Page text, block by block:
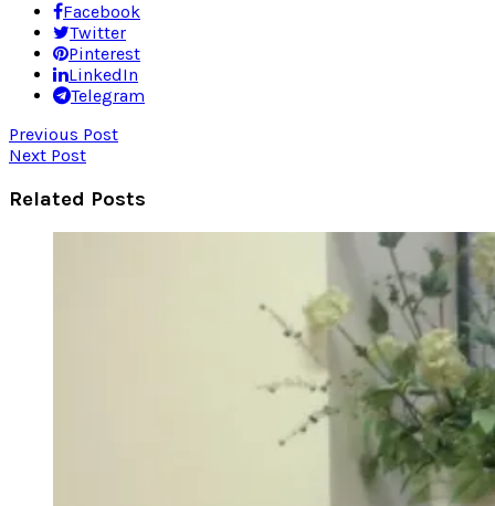
Facebook
Twitter
Pinterest
LinkedIn
Telegram
Previous Post
Next Post
Related Posts